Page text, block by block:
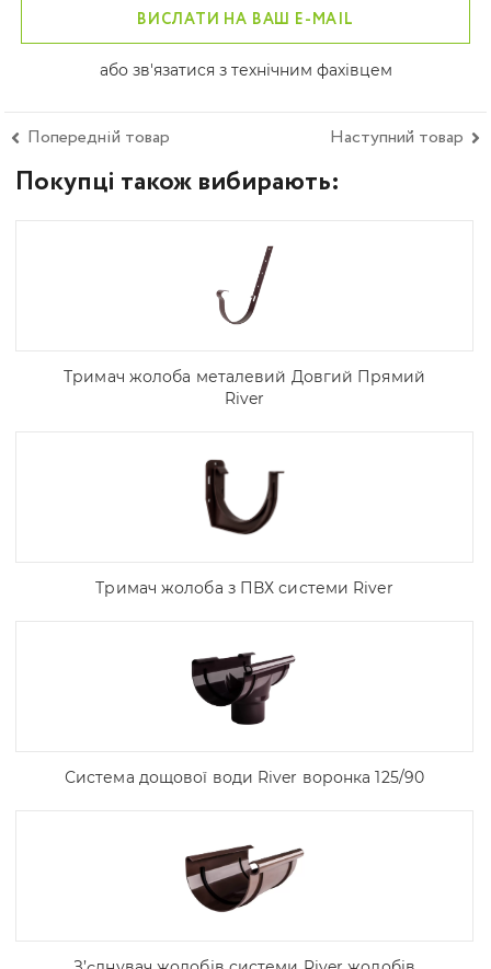
ВИСЛАТИ НА ВАШ E-MAIL
або зв'язатися з технічним фахівцем
Попередній товар Наступний товар
Покупці також вибирають:
Тримач жолоба металевий Довгий Прямий
River
Тримач жолоба з ПВХ системи River
Система дощової води River воронка 125/90